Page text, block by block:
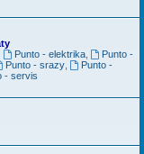
Punto - elektrika,
Punto -
Punto - srazy,
Punto -
- servis